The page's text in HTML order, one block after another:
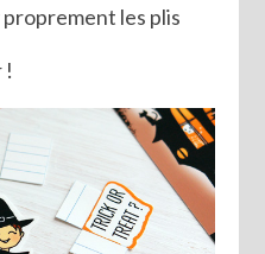
les plis
!